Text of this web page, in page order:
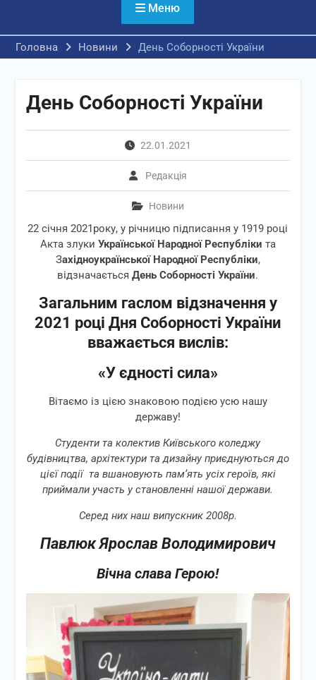
Меню
Головна Новини День Соборності України
День Соборності України
22.01.2021
Редакція
Новини
22 січня 2021року, у річницю підписання у 1919 році
Акта злуки Української Народної Республіки та
Західноукраїнської Народної Республіки,
відзначаєтьсяДень Соборності України.
Загальним гаслом відзначення у
2021 році Дня Соборності України
вважається вислів:
«У єдності сила»
Вітаємо із цією знаковою подією усю нашу
державу!
Студенти та колектив Київського коледжу
будівництва, архітектури та дизайну приєднуються до
цієї події та вшановують пам‘ять усіх героїв, які
приймали участь у становленні нашої держави.
Серед них наш випускник 2008р.
Павлюк Ярослав Володимирович
Вічна слава Герою!